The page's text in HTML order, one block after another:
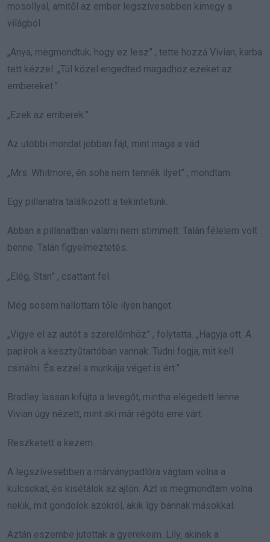
mosollyal, amitől az ember legszívesebben kimegy a
világból.
„Anya, megmondtuk, hogy ez lesz” , tette hozzá Vivian, karba
tett kézzel. „Túl közel engedted magadhoz ezeket az
embereket.”
„Ezek az emberek.”
Az utóbbi mondat jobban fájt, mint maga a vád.
„Mrs. Whitmore, én soha nem tennék ilyet” , mondtam.
Egy pillanatra találkozott a tekintetünk.
Abban a pillanatban valami nem stimmelt. Talán félelem volt
benne. Talán figyelmeztetés.
„Elég, Stan” , csattant fel.
Még sosem hallottam tőle ilyen hangot.
„Vigye el az autót a szerelőmhöz” , folytatta. „Hagyja ott. A
papírok a kesztyűtartóban vannak. Tudni fogja, mit kell
csinálni. És ezzel a munkája véget is ért.”
Bradley lassan kifújta a levegőt, mintha elégedett lenne.
Vivian úgy nézett, mint aki már régóta erre várt.
Reszketett a kezem.
A legszívesebben a márványpadlóra vágtam volna a
kulcsokat, és kisétálok az ajtón. Azt is megmondtam volna
nekik, mit gondolok azokról, akik így bánnak másokkal.
Aztán eszembe jutottak a gyerekeim. Lily, akinek a